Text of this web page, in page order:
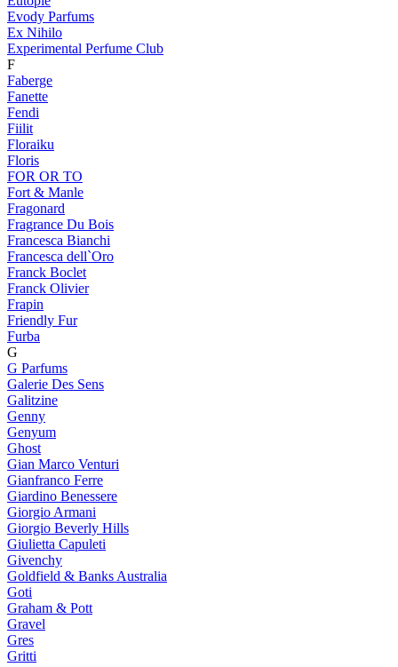
Evody Parfums
Ex Nihilo
Experimental Perfume Club
F
Faberge
Fanette
Fendi
Fiilit
Floraiku
Floris
FOR OR TO
Fort & Manle
Fragonard
Fragrance Du Bois
Francesca Bianchi
Francesca dell`Oro
Franck Boclet
Franck Olivier
Frapin
Friendly Fur
Furba
G
G Parfums
Galerie Des Sens
Galitzine
Genny
Genyum
Ghost
Gian Marco Venturi
Gianfranco Ferre
Giardino Benessere
Giorgio Armani
Giorgio Beverly Hills
Giulietta Capuleti
Givenchy
Goldfield & Banks Australia
Goti
Graham & Pott
Gravel
Gres
Gritti